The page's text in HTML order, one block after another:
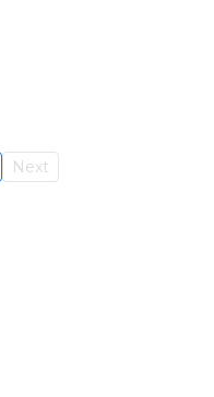
Next